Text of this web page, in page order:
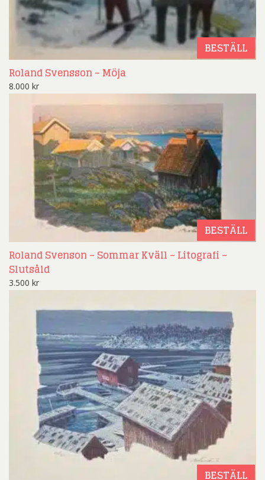
BESTÄLL
Roland Svensson – Möja
8.000 kr
BESTÄLL
Roland Svenson – Sommar Kväll – Litografi –
Slutsåld
3.500 kr
BESTÄLL